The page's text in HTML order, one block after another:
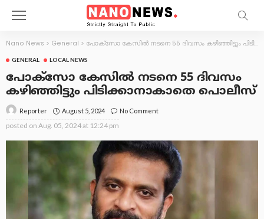
Nano News > General > പോക്സോ കേസിൽ നടനെ 55 ദിവസം കഴിഞ്ഞിട്ടും പിടിക്കാനാകാതെ പൊലീസ്
GENERAL LOCAL NEWS
പോക്സോ കേസിൽ നടനെ 55 ദിവസം
കഴിഞ്ഞിട്ടും പിടിക്കാനാകാതെ പൊലീസ്
Reporter August 5, 2024 No Comment
posted on Aug. 05, 2024 at 12:24 pm